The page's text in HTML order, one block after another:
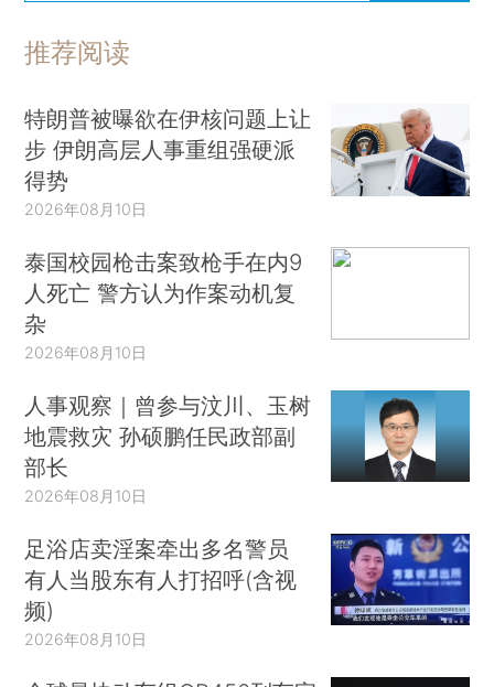
推荐阅读
特朗普被曝欲在伊核问题上让
步 伊朗高层人事重组强硬派
得势
2026年08月10日
泰国校园枪击案致枪手在内9
人死亡 警方认为作案动机复
杂
2026年08月10日
人事观察｜曾参与汶川、玉树
地震救灾 孙硕鹏任民政部副
部长
2026年08月10日
足浴店卖淫案牵出多名警员
有人当股东有人打招呼(含视
频)
2026年08月10日